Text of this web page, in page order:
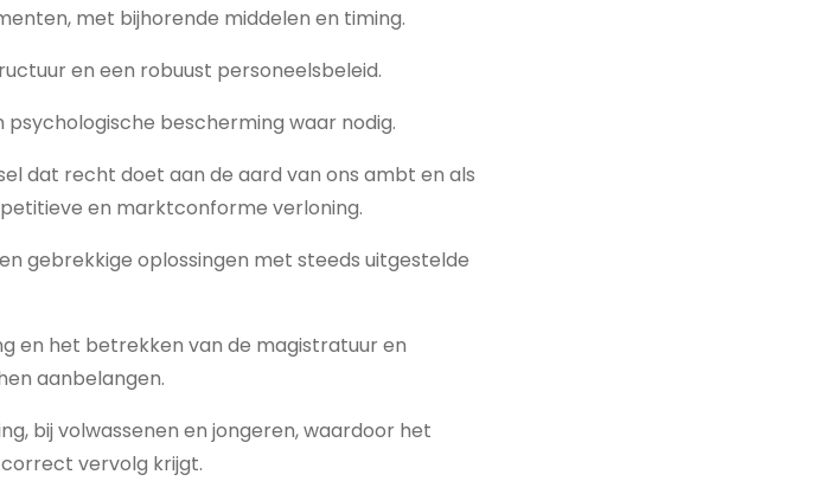
met bijhorende middelen en timing.
en een robuust personeelsbeleid.
psychologische bescherming waar nodig.
dat recht doet aan de aard van ons ambt en als
en marktconforme verloning.
gebrekkige oplossingen met steeds uitgestelde
en het betrekken van de magistratuur en
aanbelangen.
bij volwassenen en jongeren, waardoor het
vervolg krijgt.